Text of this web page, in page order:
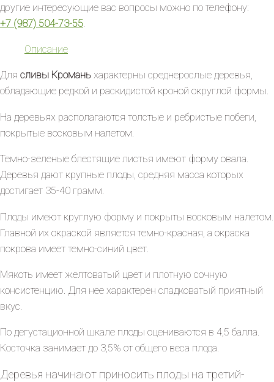
другие интересующие вас вопросы можно по телефону:
+7 (987) 504-73-55
Описание
Для сливы Кромань характерны среднерослые деревья,
обладающие редкой и раскидистой кроной округлой формы.
На деревьях располагаются толстые и ребристые побеги,
покрытые восковым налетом.
Темно-зеленые блестящие листья имеют форму овала.
Деревья дают крупные плоды, средняя масса которых
достигает 35-40 грамм.
Плоды имеют круглую форму и покрыты восковым налетом.
Главной их окраской является темно-красная, а окраска
покрова имеет темно-синий цвет.
Мякоть имеет желтоватый цвет и плотную сочную
консистенцию. Для нее характерен сладковатый приятный
вкус.
По дегустационной шкале плоды оцениваются в 4,5 балла.
Косточка занимает до 3,5% от общего веса плода.
Деревья начинают приносить плоды на третий-